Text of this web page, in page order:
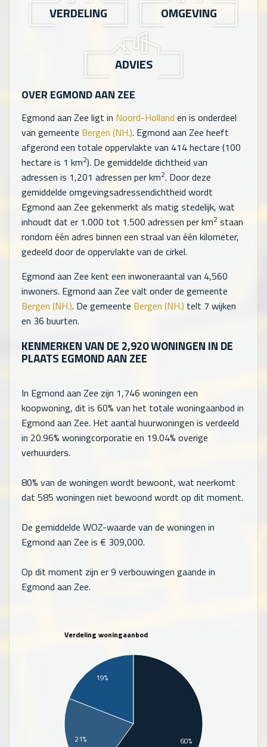
VERDELING OMGEVING
ADVIES
OVER EGMOND AAN ZEE
Egmond aan Zee ligt in Noord-Holland en is onderdeel
van gemeente Bergen (NH.). Egmond aan Zee heeft
afgerond een totale oppervlakte van 414hectare (100
hectare is 1 km2). De gemiddelde dichtheid van
adressen is 1,201 adressen per km2. Door deze
gemiddelde omgevingsadressendichtheid wordt
Egmond aan Zee gekenmerkt als matig stedelijk, wat
inhoudt dat er 1.000 tot 1.500 adressen per km2 staan
rondom één adres binnen een straal van één kilometer,
gedeeld door de oppervlakte van de cirkel.
Egmond aan Zee kent een inwoneraantal van 4,560
inwoners. Egmond aan Zee valt onder de gemeente
Bergen (NH.). De gemeente Bergen (NH.) telt 7 wijken
en 36 buurten.
KENMERKEN VAN DE 2,920WONINGEN IN DE
PLAATS EGMOND AAN ZEE
In Egmond aan Zee zijn 1,746 woningen een
koopwoning, dit is 60% van het totale woningaanbod in
Egmond aan Zee. Het aantal huurwoningen is verdeeld
in 20.96% woningcorporatie en 19.04% overige
verhuurders.
80% van de woningen wordt bewoont, wat neerkomt
dat 585 woningen niet bewoond wordt op dit moment.
De gemiddelde WOZ-waarde van de woningen in
Egmond aan Zee is € 309,000.
Op dit moment zijn er 9 verbouwingen gaande in
Egmond aan Zee.
Verdeling woningaanbod
19%
21% 60%